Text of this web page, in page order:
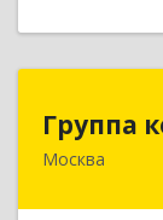
Группа
Москва
105082,